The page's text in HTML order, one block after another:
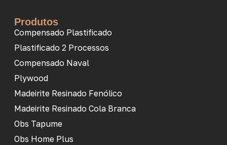
Produtos
Compensado Plastificado
Plastificado 2 Processos
Compensado Naval
Plywood
Madeirite Resinado Fenólico
Madeirite Resinado Cola Branca
Obs Tapume
Obs Home Plus